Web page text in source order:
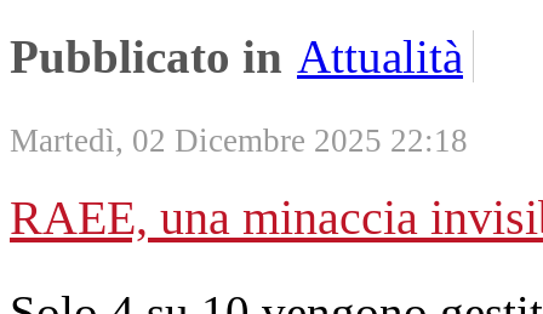
Pubblicato in Attualità
Martedì, 02 Dicembre 2025 22:18
RAEE, una minaccia